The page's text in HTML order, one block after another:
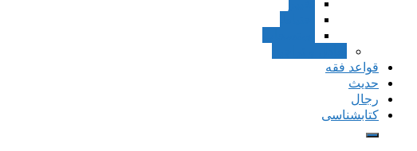
قواعد فقه
حدیث
رجال
کتابشناسی